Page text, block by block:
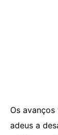
Os
adeus a